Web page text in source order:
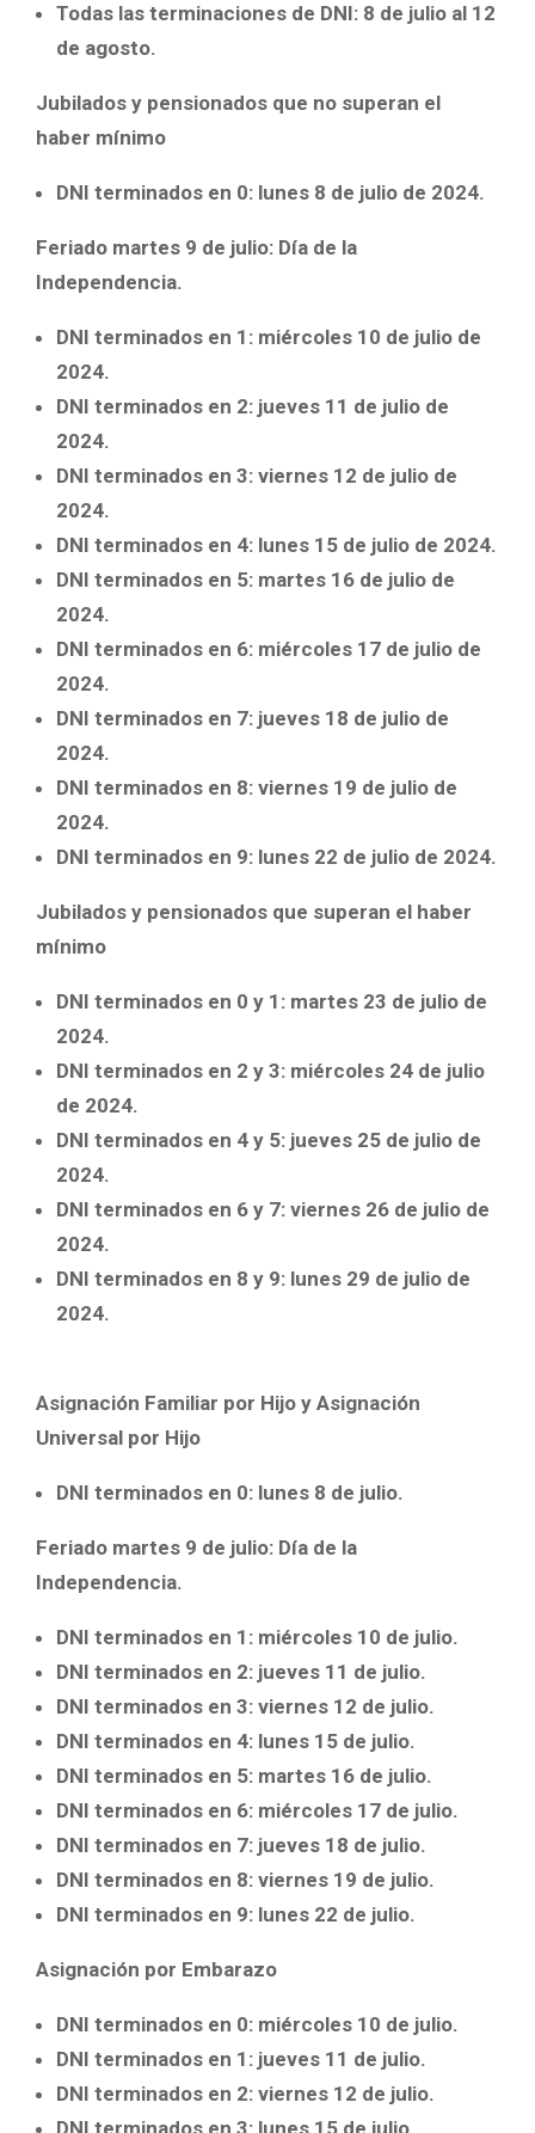
Todas las terminaciones de DNI: 8 de julio al 12
de agosto.
Jubilados y pensionados que no superan el
haber mínimo
DNI terminados en 0: lunes 8 de julio de 2024.
Feriado martes 9 de julio: Día de la
Independencia.
DNI terminados en 1: miércoles 10 de julio de
2024.
DNI terminados en 2: jueves 11 de julio de
2024.
DNI terminados en 3: viernes 12 de julio de
2024.
DNI terminados en 4: lunes 15 de julio de 2024.
DNI terminados en 5: martes 16 de julio de
2024.
DNI terminados en 6: miércoles 17 de julio de
2024.
DNI terminados en 7: jueves 18 de julio de
2024.
DNI terminados en 8: viernes 19 de julio de
2024.
DNI terminados en 9: lunes 22 de julio de 2024.
Jubilados y pensionados que superan el haber
mínimo
DNI terminados en 0 y 1: martes 23 de julio de
2024.
DNI terminados en 2 y 3: miércoles 24 de julio
de 2024.
DNI terminados en 4 y 5: jueves 25 de julio de
2024.
DNI terminados en 6 y 7: viernes 26 de julio de
2024.
DNI terminados en 8 y 9: lunes 29 de julio de
2024.
Asignación Familiar por Hijo y Asignación
Universal por Hijo
DNI terminados en 0: lunes 8 de julio.
Feriado martes 9 de julio: Día de la
Independencia.
DNI terminados en 1: miércoles 10 de julio.
DNI terminados en 2: jueves 11 de julio.
DNI terminados en 3: viernes 12 de julio.
DNI terminados en 4: lunes 15 de julio.
DNI terminados en 5: martes 16 de julio.
DNI terminados en 6: miércoles 17 de julio.
DNI terminados en 7: jueves 18 de julio.
DNI terminados en 8: viernes 19 de julio.
DNI terminados en 9: lunes 22 de julio.
Asignación por Embarazo
DNI terminados en 0: miércoles 10 de julio.
DNI terminados en 1: jueves 11 de julio.
DNI terminados en 2: viernes 12 de julio.